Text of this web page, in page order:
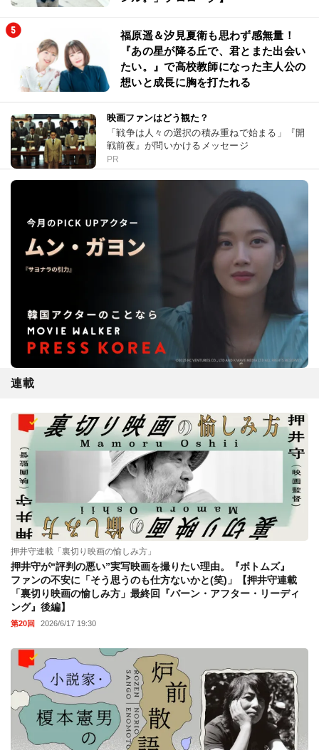
福原遥＆汐見夏衛も思わず感無量！
『あの星が降る丘で、君とまた出会い
たい。』で高校教師になった主人公の
想いと成長に胸を打たれる
映画ファンはどう観た？
「戦争は人々の選択の積み重ねで始まる」『開
戦前夜』が問いかけるメッセージ
PR
連載
押井守連載「裏切り映画の愉しみ方」
押井守が“評判の悪い”実写映画を撮りたい理由。『ボトムズ』
ファンの不安に「そう思うのも仕方ないかと(笑)」【押井守連載
「裏切り映画の愉しみ方」最終回『バーン・アフター・リーディ
ング』後編】
第20回 2026/6/17 19:30